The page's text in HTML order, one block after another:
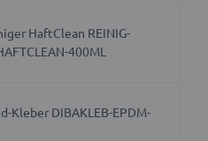
HaftClean REINIG-
400ML
Kleber DIBAKLEB-EPDM-